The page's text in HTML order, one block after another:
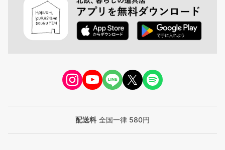
配送料 全国一律 580円